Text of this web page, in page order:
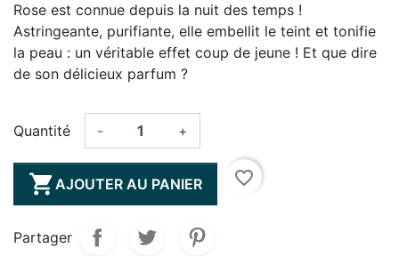
Rose est connue depuis la nuit des temps !
Astringeante, purifiante, elle embellit le teint et tonifie
la peau : un véritable effet coup de jeune ! Et que dire
de son délicieux parfum ?
Quantité - +
AJOUTER AU PANIER favorite_border
Partager